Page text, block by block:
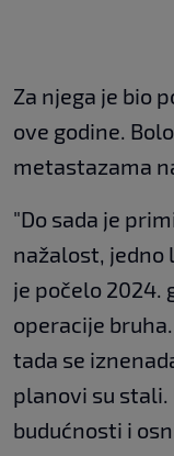
Za njega je bio
ove godine.
metastazama
"Do sada je
nažalost, jedno
je počelo 2024.
operacije
tada se
planovi su
budućnosti i